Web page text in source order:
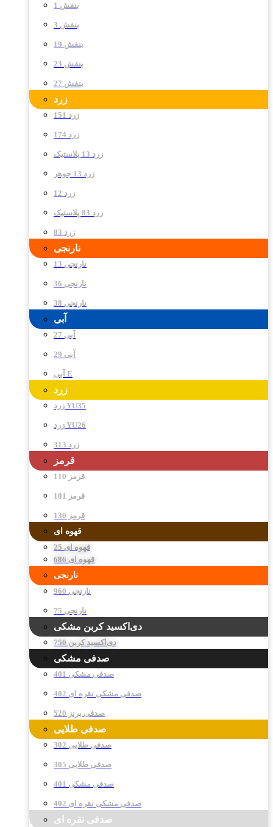
بنفش 1
بنفش 3
بنفش 19
بنفش 23
بنفش 27
زرد
زرد 151
زرد 174
زرد 13 پلاستیک
زرد 13 جوهر
زرد 12
زرد 83 پلاستیک
زرد 83
نارنجی
نارنجی 13
نارنجی 36
نارنجی 38
آبی
آبی 27
آبی 29
آبی E
زرد
زرد YU35
زرد YU26
زرد 313
قرمز
قرمز 110
قرمز 101
قرمز 130
قهوه ای
قهوه ای 25
قهوه ای 686
نارنجی
نارنجی 960
نارنجی 75
دی‌اکسید کربن مشکی
دی‌اکسید کربن 750
صدفی مشکی
صدفی مشکی 401
صدفی مشکی نقره ای 402
صدفی برنز 520
صدفی طلایی
صدفی طلایی 302
صدفی طلایی 305
صدفی مشکی 401
صدفی مشکی نقره ای 402
صدفی نقره ای